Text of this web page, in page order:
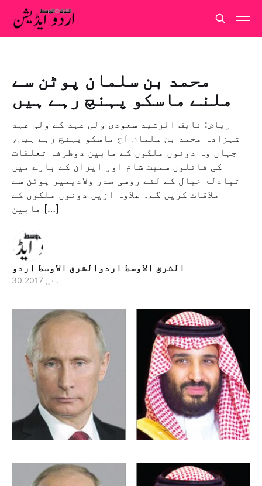
محمد بن سلمان پوٹن سے
ملنے ماسکو پہنچ رہے ہیں
رياض: نايف الرشيد سعودی ولی عہد کے ولی عہد
شہزادہ محمد بن سلمان آج ماسکو پہنچ رہے ہیں،
جہاں وہ دونوں ملکوں کے مابین دوطرفہ تعلقات
کی فائلوں سمیت شام اور ایران کے بارے میں
تبادلۂ خیال کے لئے روسی صدر ولادیمیر پوٹن سے
ملاقات کریں گے۔ علاوہ ازیں دونوں ملکوں کے
مابین […]
الشرق الاوسط اردوالشرق الاوسط اردو
30 مئی 2017